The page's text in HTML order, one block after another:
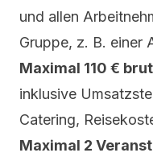
und allen
Gruppe, z. B. einer
Maximal 110 €
inklusive
Catering,
Maximal 2